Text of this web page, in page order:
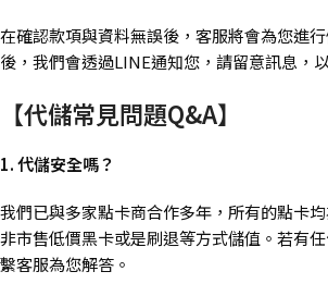
在確認款項與資料無誤後，客服將會為您進
後，我們會透過LINE通知您，請留意訊息，
【代儲常見問題Q&A】
1. 代儲安全嗎？
我們已與多家點卡商合作多年，所有的點卡
非市售低價黑卡或是刷退等方式儲值。若有
繫客服為您解答。